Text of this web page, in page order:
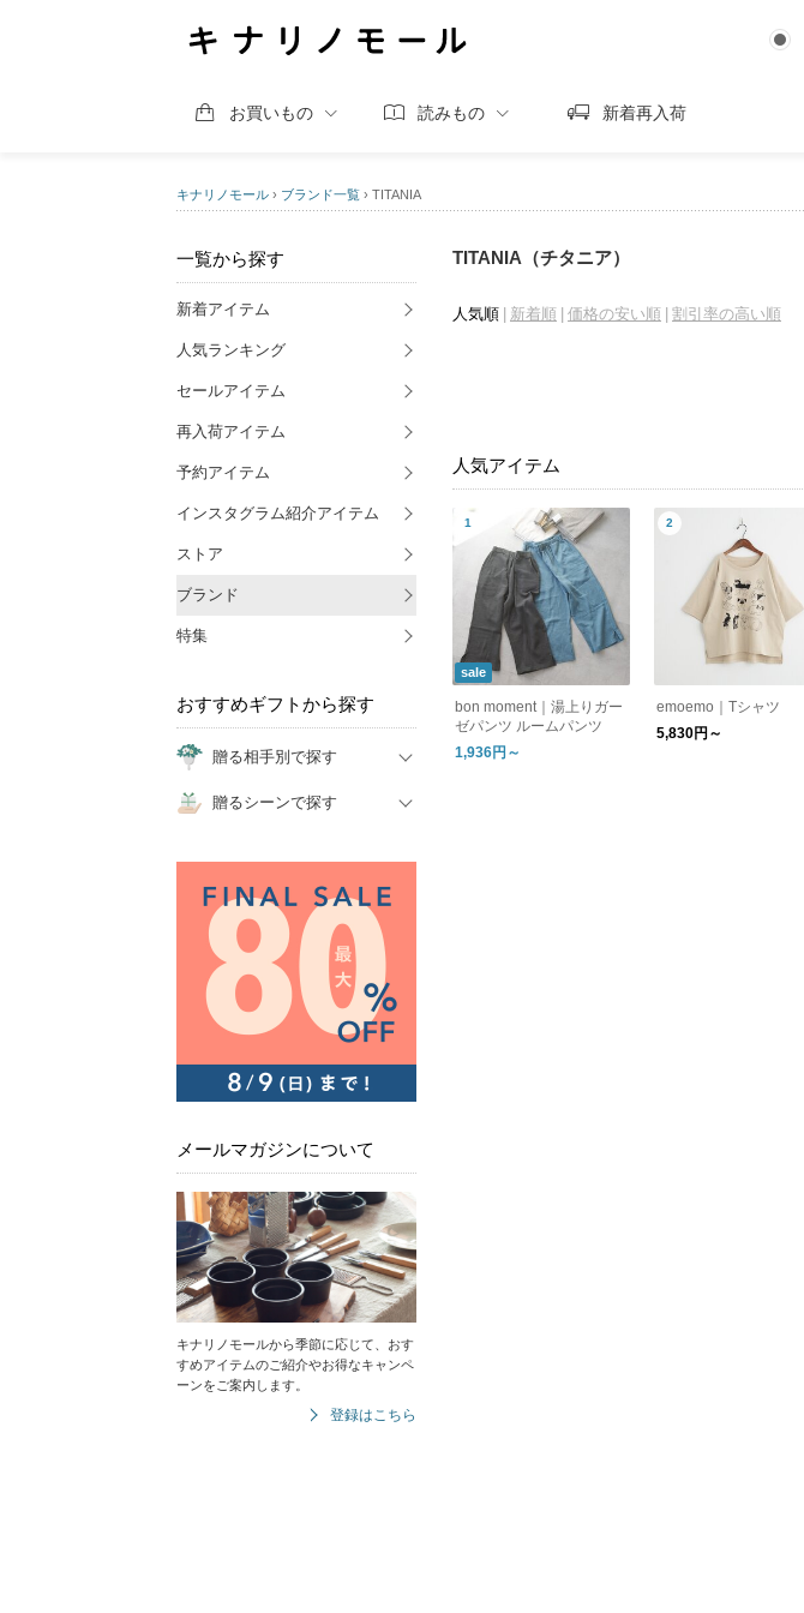
お買いもの 読みもの 新着再入荷
キナリノモール › ブランド一覧 › TITANIA
一覧から探す
新着アイテム
人気ランキング
セールアイテム
再入荷アイテム
予約アイテム
インスタグラム紹介アイテム
ストア
ブランド
特集
おすすめギフトから探す
贈る相手別で探す
贈るシーンで探す
メールマガジンについて
キナリノモールから季節に応じて、おす
すめアイテムのご紹介やお得なキャンペ
ーンをご案内します。
登録はこちら
TITANIA（チタニア）
人気順 新着順 価格の安い順 割引率の高い順
人気アイテム
sale
bon moment｜湯上りガー
ゼパンツ ルームパンツ
1,936円～
emoemo｜Tシャツ
5,830円～